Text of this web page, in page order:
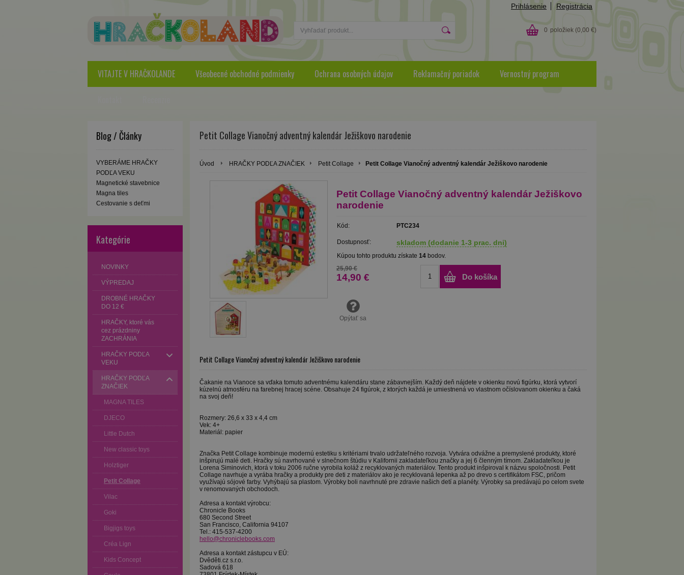
Prihlásenie Registrácia
0 položiek (0,00 €)
VITAJTE V HRAČKOLANDE Všeobecné obchodné podmienky Ochrana osobných údajov Reklamačný poriadok Vernostný program
Blog / Články
VYBERÁME HRAČKY
PODĽA VEKU
Magnetické stavebnice
Magna tiles
Cestovanie s deťmi
Kategórie
NOVINKY
VÝPREDAJ
DROBNÉ HRAČKY
DO 12 €
HRAČKY, ktoré vás
cez prázdniny
ZACHRÁNIA
HRAČKY PODĽA
VEKU
HRAČKY PODĽA
ZNAČIEK
MAGNA TILES
DJECO
Little Dutch
New classic toys
Holztiger
Petit Collage
Vilac
Goki
Bigjigs toys
Créa Lign
Kids Concept
Petit Collage Vianočný adventný kalendár Ježiškovo narodenie
Úvod HRAČKY PODĽA ZNAČIEK Petit Collage Petit Collage Vianočný adventný kalendár Ježiškovo narodenie
Petit Collage Vianočný adventný kalendár Ježiškovo
narodenie
Kód: PTC234
Dostupnosť: skladom (dodanie 1-3 prac. dni)
Kúpou tohto produktu získate 14 bodov.
25,90 €
14,90 € Do košíka
Opýtať sa
Petit Collage Vianočný adventný kalendár Ježiškovo narodenie
Čakanie na Vianoce sa vďaka tomuto adventnému kalendáru stane zábavnejším. Každý deň nájdete v okienku novú figúrku, ktorá vytvorí
kúzelnú atmosféru na farebnej hracej scéne. Obsahuje 24 figúrok, z ktorých každá je umiestnená vo vlastnom očíslovanom okienku a čaká
na svoj deň!
Rozmery: 26,6 x 33 x 4,4 cm
Vek: 4+
Materiál: papier
Značka Petit Collage kombinuje modernú estetiku s kritériami trvalo udržateľného rozvoja. Vytvára odvážne a premyslené produkty, ktoré
inšpirujú malé deti. Hračky sú navrhované v slnečnom štúdiu v Kalifornii zakladateľkou značky a jej 6 členným tímom. Zakladateľkou je
Lorena Siminovich, ktorá v toku 2006 ručne vyrobila koláž z recyklovaných materiálov. Tento produkt inšpiroval k názvu spoločnosti. Petit
Collage navrhuje a vyrába hračky a produkty pre deti z materiálov ako je recyklovaná lepenka až po drevo s certifikátom FSC, pričom
využívajú sójové farby. Vyhýbajú sa plastom. Výrobky boli navrhnuté pre zdravie našich detí a planéty. Výrobky sa predávajú po celom svete
v renomovaných obchodoch.
Adresa a kontakt výrobcu:
Chronicle Books
680 Second Street
San Francisco, California 94107
Tel.: 415-537-4200
hello@chroniclebooks.com
Adresa a kontakt zástupcu v EÚ:
Dvěděti.cz s.r.o.
Sadová 618